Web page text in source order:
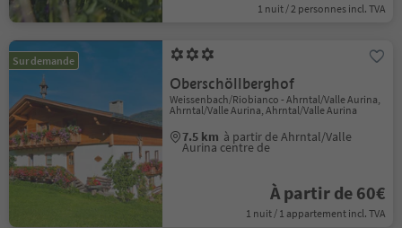
1 nuit / 2 personnes incl. TVA
Sur demande
Oberschöllberghof
Weissenbach/Riobianco - Ahrntal/Valle Aurina,
Ahrntal/Valle Aurina, Ahrntal/Valle Aurina
7.5 km à partir de Ahrntal/Valle
Aurina centre de
À partir de 60€
1 nuit / 1 appartement incl. TVA